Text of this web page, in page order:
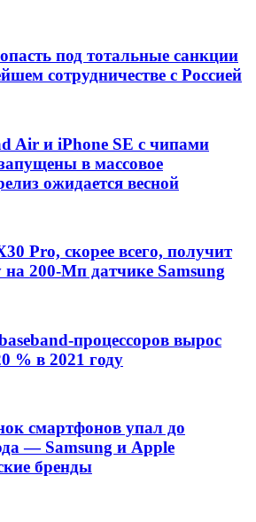
под тотальные санкции
сотрудничестве с Россией
Air и iPhone SE с чипами
в массовое
ожидается весной
Pro, скорее всего, получит
200-Мп датчике Samsung
процессоров вырос
% в 2021 году
смартфонов упал до
— Samsung и Apple
бренды